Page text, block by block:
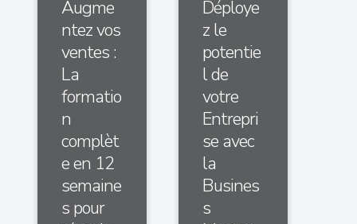
Augme
ntez vos
ventes :
La
formatio
n
complèt
e en 12
semaine
s pour
Déploye
z le
potentie
l de
votre
Entrepri
se avec
la
Busines
s